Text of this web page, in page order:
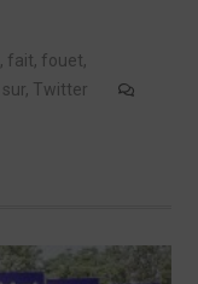
, fait, fouet,
sur, Twitter